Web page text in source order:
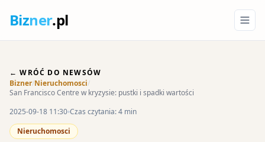
Bizner.pl
← WRÓĆ DO NEWSÓW
Bizner/Nieruchomosci/
San Francisco Centre w kryzysie: pustki i spadki wartości
2025-09-18 11:30 Czas czytania: 4 min
Nieruchomosci